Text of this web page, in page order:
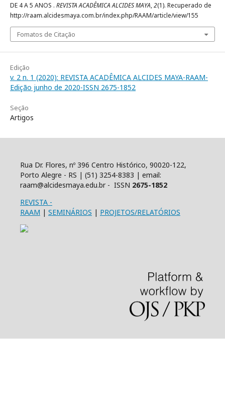
DE 4 A 5 ANOS . REVISTA ACADÊMICA ALCIDES MAYA,2(1). Recuperado de
http://raam.alcidesmaya.com.br/index.php/RAAM/article/view/155
Fomatos de Citação
Edição
v. 2 n. 1 (2020): REVISTA ACADÊMICA ALCIDES MAYA-RAAM-
Edição junho de 2020-ISSN 2675-1852
Seção
Artigos
Rua Dr. Flores, nº 396 Centro Histórico, 90020-122,
Porto Alegre - RS | (51) 3254-8383 | email:
raam@alcidesmaya.edu.br - ISSN 2675-1852
REVISTA -
RAAM | SEMINÁRIOS | PROJETOS/RELATÓRIOS